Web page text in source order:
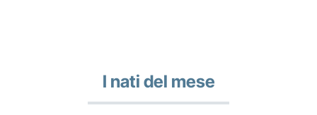
I nati del mese